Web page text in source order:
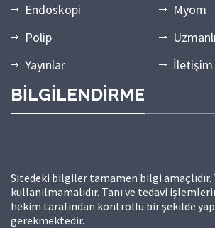
Endoskopi
Myom
Polip
Yayınlar
İletişim
BİLGİLENDİRME
Sitedeki bilgiler tamamen bilgi amaçlıdır.
kullanılmamalıdır. Tanı ve tedavi
hekim tarafından kontrollü bir şekilde
gerekmektedir.